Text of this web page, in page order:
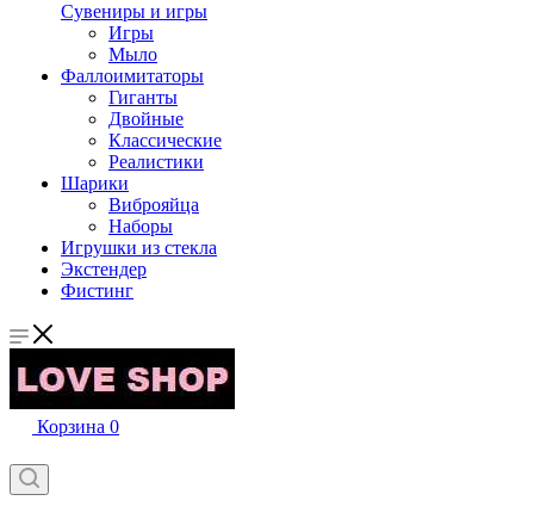
Сувениры и игры
Игры
Мыло
Фаллоимитаторы
Гиганты
Двойные
Классические
Реалистики
Шарики
Виброяйца
Наборы
Игрушки из стекла
Экстендер
Фистинг
Корзина 0